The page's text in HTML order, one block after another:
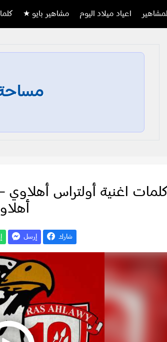
اعياد ميلاد اليوم مشاهير بايو ★
مساحة
كلمات اغنية أولتراس
شارك إرسل